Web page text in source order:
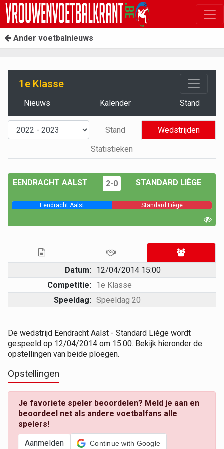
Ander voetbalnieuws
1e Klasse
Nieuws Kalender Stand
Stand
Wedstrijden
Statistieken
EENDRACHT AALST 2-0 STANDARD LIÈGE
Eendracht Aalst Standard Liège
Datum: 12/04/2014 15:00
Competitie: 1e Klasse
Speeldag: Speeldag 20
De wedstrijd Eendracht Aalst - Standard Liège wordt
gespeeld op 12/04/2014 om 15:00. Bekijk hieronder de
opstellingen van beide ploegen.
Opstellingen
Je favoriete speler beoordelen? Meld je aan en
beoordeel net als andere voetbalfans alle
spelers!
Aanmelden
Continue with Google